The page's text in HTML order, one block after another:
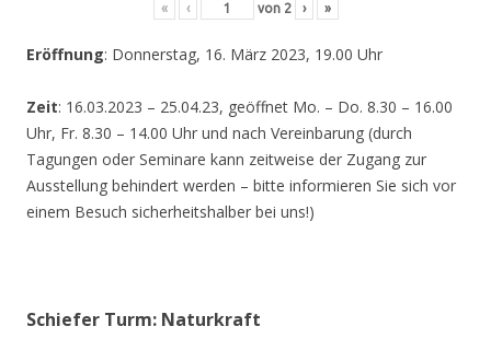
« ‹ von 2 › »
Eröffnung: Donnerstag, 16. März 2023, 19.00 Uhr
Zeit: 16.03.2023 – 25.04.23, geöffnet Mo. – Do. 8.30 – 16.00
Uhr, Fr. 8.30 – 14.00 Uhr und nach Vereinbarung (durch
Tagungen oder Seminare kann zeitweise der Zugang zur
Ausstellung behindert werden – bitte informieren Sie sich vor
einem Besuch sicherheitshalber bei uns!)
Schiefer Turm: Naturkraft